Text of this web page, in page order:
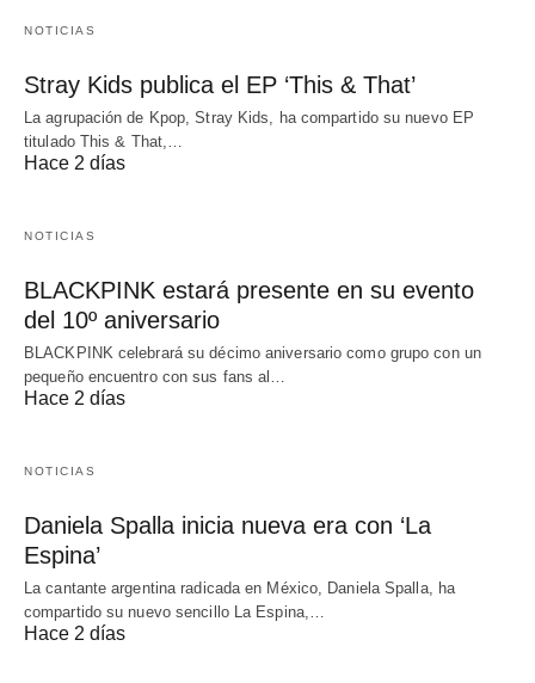
NOTICIAS
Stray Kids publica el EP ‘This & That’
La agrupación de Kpop, Stray Kids, ha compartido su nuevo EP
titulado This & That,…
Hace 2 días
NOTICIAS
BLACKPINK estará presente en su evento
del 10º aniversario
BLACKPINK celebrará su décimo aniversario como grupo con un
pequeño encuentro con sus fans al…
Hace 2 días
NOTICIAS
Daniela Spalla inicia nueva era con ‘La
Espina’
La cantante argentina radicada en México, Daniela Spalla, ha
compartido su nuevo sencillo La Espina,…
Hace 2 días